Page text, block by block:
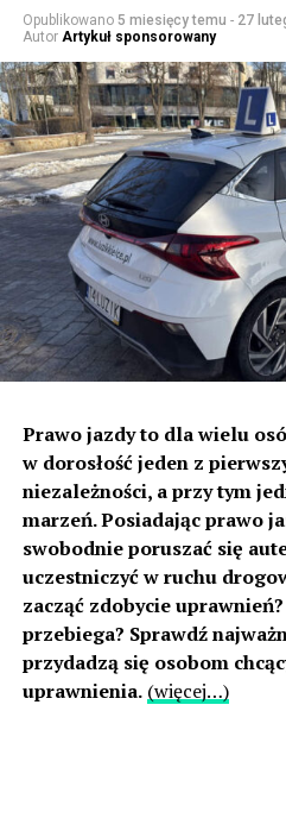
Opublikowano 5 miesięcy temu - 27
Autor Artykuł sponsorowany
Prawo jazdy to dla wielu
w dorosłość jeden z
niezależności, a przy tym
marzeń. Posiadając prawo
swobodnie poruszać się
uczestniczyć w ruchu
zacząć zdobycie
przebiega? Sprawdź
przydadzą się osobom
uprawnienia. (więcej…)